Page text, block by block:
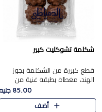
شكلمة تشوكليت كبير
قطع كبيرة من الشكلمة بجوز
الهند، مغطاة بطبقة غنية من
الشوكولاتة الفاخرة لتجمع بين
القوام الطري من الداخل مركز جوز
الهند المطاطي والمذاق الغن..
85.00 جنيه
أضف